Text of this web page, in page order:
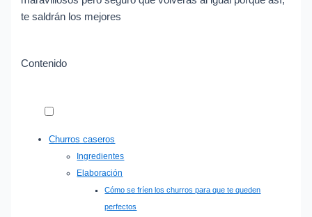
te saldrán los mejores
Contenido
Churros caseros
Ingredientes
Elaboración
Cómo se fríen los churros para que te queden
perfectos